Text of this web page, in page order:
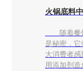
火锅底料
随着餐饮
是秘密，
大消费者
用添加剂